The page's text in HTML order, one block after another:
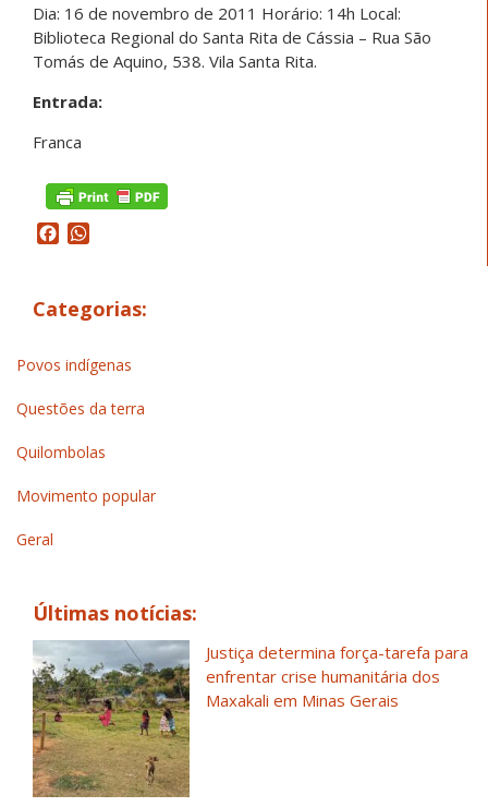
Dia: 16 de novembro de 2011 Horário: 14h Local:
Biblioteca Regional do Santa Rita de Cássia – Rua São
Tomás de Aquino, 538. Vila Santa Rita.
Entrada:
Franca
Facebook
Categorias:
Povos indígenas
Questões da terra
Quilombolas
Movimento popular
Geral
Últimas notícias:
Justiça determina força-tarefa para
enfrentar crise humanitária dos
Maxakali em Minas Gerais